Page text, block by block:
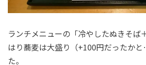
ランチメニューの「冷やしたぬきそば
はり蕎麦は大盛り（+100円だったか
た。